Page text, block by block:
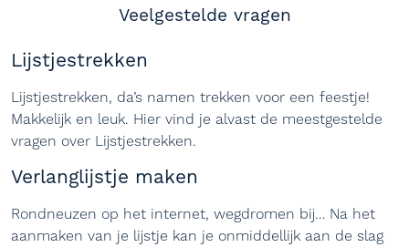
Veelgestelde vragen
Lijstjestrekken
Lijstjestrekken, da’s namen trekken voor een feestje!
Makkelijk en leuk. Hier vind je alvast de meestgestelde
vragen over Lijstjestrekken.
Verlanglijstje maken
Rondneuzen op het internet, wegdromen bij… Na het
aanmaken van je lijstje kan je onmiddellijk aan de slag